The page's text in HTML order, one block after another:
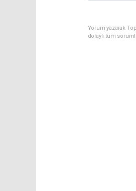
Yorum yazarak
dolaylı tüm